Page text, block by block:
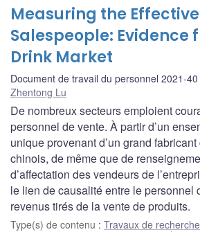
Measuring the
Salespeople: Evidence
Drink Market
Document de travail du personnel 2021-40
Zhentong Lu
De nombreux secteurs emploient
personnel de vente. À partir d’un
unique provenant d’un grand
chinois, de même que de
d’affectation des vendeurs de
le lien de causalité entre le personnel
revenus tirés de la vente de produits.
Type(s) de contenu : Travaux de